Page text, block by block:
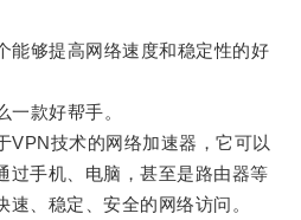
够提高网络速度和稳定性的好
款好帮手。
技术的网络加速器，它可以
过手机、电脑，甚至是路由器等
、稳定、安全的网络访问。